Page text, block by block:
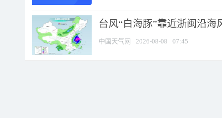
台风“白海豚”靠近浙闽沿
中国天气网 2026-08-08 07:45